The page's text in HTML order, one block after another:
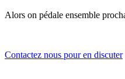
Alors on pédale ensemble
Contactez nous pour en discuter